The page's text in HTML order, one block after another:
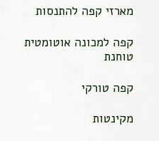
מארזי קפה להתנסות
קפה למכונה אוטומטית
טוחנת
קפה טורקי
מקינטות